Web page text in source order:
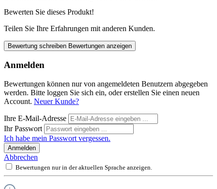
Bewerten Sie dieses Produkt!
Teilen Sie Ihre Erfahrungen mit anderen Kunden.
Bewertung schreiben Bewertungen anzeigen
Anmelden
Bewertungen können nur von angemeldeten Benutzern abgegeben
werden. Bitte loggen Sie sich ein, oder erstellen Sie einen neuen
Account. Neuer Kunde?
Ihre E-Mail-Adresse
Ihr Passwort
Ich habe mein Passwort vergessen.
Anmelden
Abbrechen
Bewertungen nur in der aktuellen Sprache anzeigen.